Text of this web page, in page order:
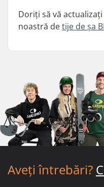
Doriți să vă
noastră detije de șa
Aveți întrebări?